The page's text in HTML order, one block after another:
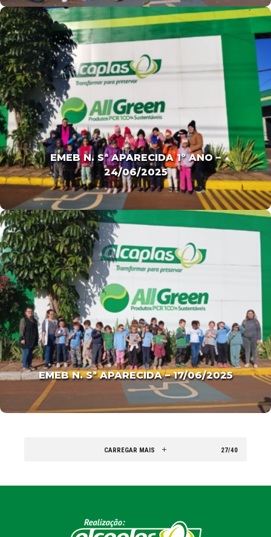
EMEB N. Sª APARECIDA 1º ANO –
24/06/2025
EMEB N. Sª APARECIDA – 17/06/2025
CARREGAR MAIS 27/40